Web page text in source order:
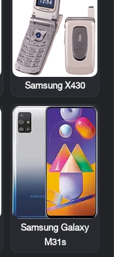
Samsung X430
Samsung Galaxy
M31s